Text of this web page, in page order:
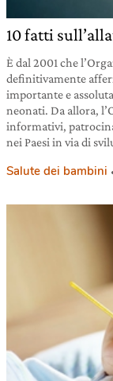
10 fatti
È dal 2001 che
definitivamente
importante e
neonati. Da allora,
informativi,
nei Paesi in via di
Salute dei bambini